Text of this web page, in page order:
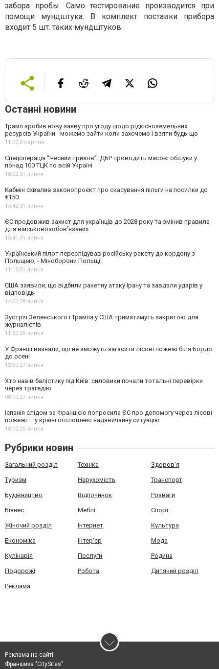
забора пробы. Само тестирование производится при
помощи мундштука. В комплект поставки прибора
входит 5 шт. таких мундштуков.
Останні новини
Трамп зробив нову заяву про угоду щодо рідкісноземельних
ресурсів України - можемо зайти коли захочемо і взяти будь-що
11:00, 2 серпня
Спецоперація “Чесний призов”: ДБР проводить масові обшуки у
понад 100 ТЦК по всій Україні
18:22, 31 липня
Кабмін схвалив законопроєкт про скасування пільги на посилки до
€150
15:42, 31 липня
ЄС продовжив захист для українців до 2028 року та змінив правила
для військовозобов'язаних
15:41, 31 липня
Український пілот переслідував російську ракету до кордону з
Польщею, - Міноборони Польщі
11:15, 31 липня
США заявили, що відбили ракетну атаку Ірану та завдали ударів у
відповідь
14:23, 29 липня
Зустріч Зеленського і Трампа у США триматимуть закритою для
журналістів
11:20, 29 липня
У Франції визнали, що не зможуть загасити лісові пожежі біля Бордо
до осені
12:50, 27 липня
Хто навів балістику під Київ: силовики почали тотальні перевірки
через трагедію
08:00, 27 липня
Іспанія слідом за Францією попросила ЄС про допомогу через лісові
пожежі — у країні оголошено надзвичайну ситуацію
18:00, 25 липня
Рубрики новин
Загальний розділ Техніка Здоров'я
Туризм Нерухомість Транспорт
Будівництво Відпочинок Розваги
Бізнес Меблі Спорт
Жіночий розділ Інтернет Культура
Економіка Інтер'єр Мода
Кулінарія Послуги Родина
Подорожі Робота Дитячий розділ
Реклама
Реклама на сайті
Франшиза "CitySites"